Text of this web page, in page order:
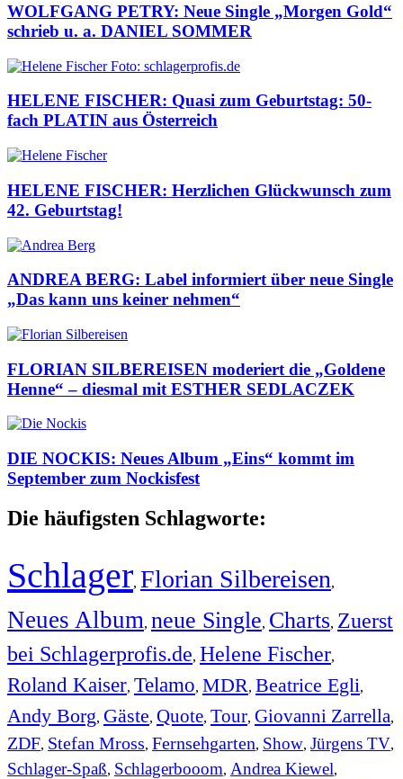
WOLFGANG PETRY: Neue Single „Morgen Gold“
schrieb u. a. DANIEL SOMMER
HELENE FISCHER: Quasi zum Geburtstag: 50-
fach PLATIN aus Österreich
HELENE FISCHER: Herzlichen Glückwunsch zum
42. Geburtstag!
ANDREA BERG: Label informiert über neue Single
„Das kann uns keiner nehmen“
FLORIAN SILBEREISEN moderiert die „Goldene
Henne“ – diesmal mit ESTHER SEDLACZEK
DIE NOCKIS: Neues Album „Eins“ kommt im
September zum Nockisfest
Die häufigsten Schlagworte:
Schlager, Florian Silbereisen,
Neues Album, neue Single, Charts, Zuerst
bei Schlagerprofis.de, Helene Fischer,
Roland Kaiser, Telamo, MDR, Beatrice Egli,
Andy Borg, Gäste, Quote, Tour, Giovanni Zarrella,
ZDF, Stefan Mross, Fernsehgarten, Show, Jürgens TV,
Schlager-Spaß, Schlagerbooom, Andrea Kiewel,